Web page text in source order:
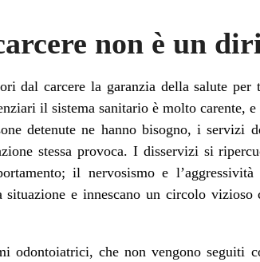
non è un
dal carcere la garanzia della salute
il sistema sanitario è molto carente, e
detenute ne hanno bisogno, i servizi
stessa provoca. I disservizi si
il nervosismo e
e innescano un circolo
odontoiatrici, che non vengono seguiti